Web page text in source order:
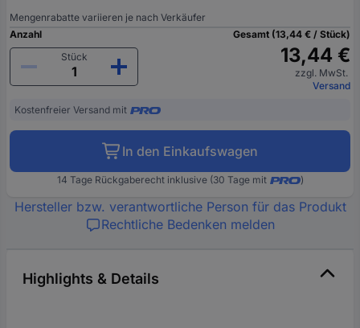
Mengenrabatte variieren je nach Verkäufer
Anzahl
Stück
Gesamt (13,44 € / Stück)
13,44 €
zzgl. MwSt.
Versand
Kostenfreier Versand mit
In den Einkaufswagen
14 Tage Rückgaberecht inklusive (30 Tage mit )
Hersteller bzw. verantwortliche Person für das Produkt
Rechtliche Bedenken melden
Highlights & Details